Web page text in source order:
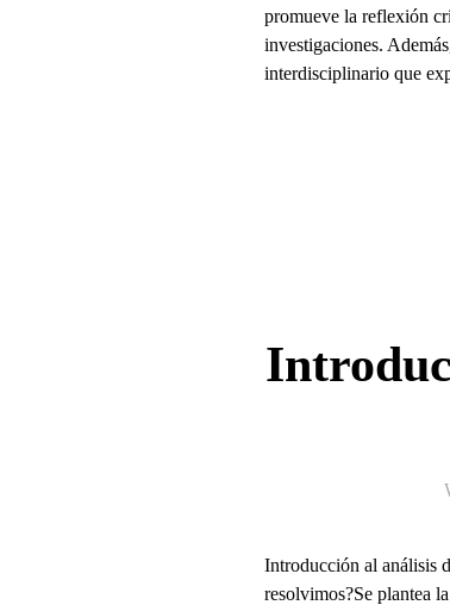
promueve la reflexión
investigaciones.
interdisciplinario que
Introducción al análisis
resolvimos?Se plantea